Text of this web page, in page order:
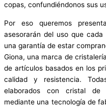
copas, confundiéndonos sus
Por eso queremos
asesorarán del uso que
una garantía de estar
Giona, una marca de
de artículos basados en los
calidad y resistencia.
elaborados con cristal de
mediante una tecnología de